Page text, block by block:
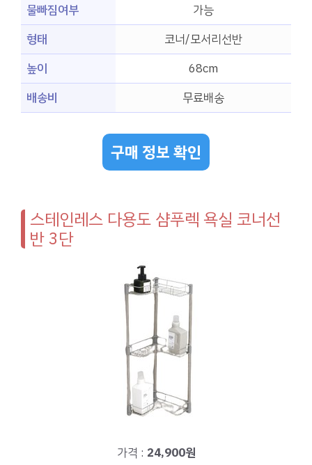
물빠짐여부
가능
형태
코너/모서리선반
높이
68cm
배송비
무료배송
구매 정보 확인
스테인레스 다용도 샴푸렉 욕실 코너선
반 3단
가격 : 24,900원